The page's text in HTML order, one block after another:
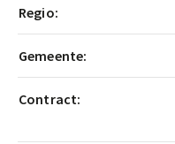
Regio:
Gemeente:
Contract: